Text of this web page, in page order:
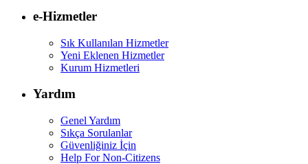
e-Hizmetler
Sık Kullanılan Hizmetler
Yeni Eklenen Hizmetler
Kurum Hizmetleri
Yardım
Genel Yardım
Sıkça Sorulanlar
Güvenliğiniz İçin
Help For Non-Citizens